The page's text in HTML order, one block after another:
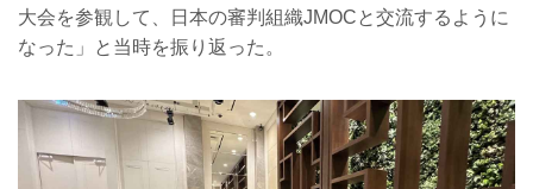
大会を参観して、日本の審判組織JMOCと交流するように
なった」と当時を振り返った。